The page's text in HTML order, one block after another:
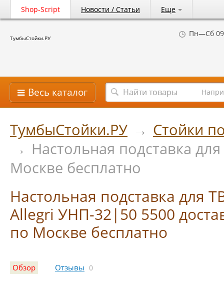
Shop-Script Новости / Статьи Еще
ТумбыСтойки.РУ Пн—Сб
Весь каталог
ТумбыСтойки.РУ → Стойки
→ Настольная подставка
Москве бесплатно
Настольная подставка для
Allegri УНП-32|50 5500
по Москве бесплатно
Обзор Отзывы 0